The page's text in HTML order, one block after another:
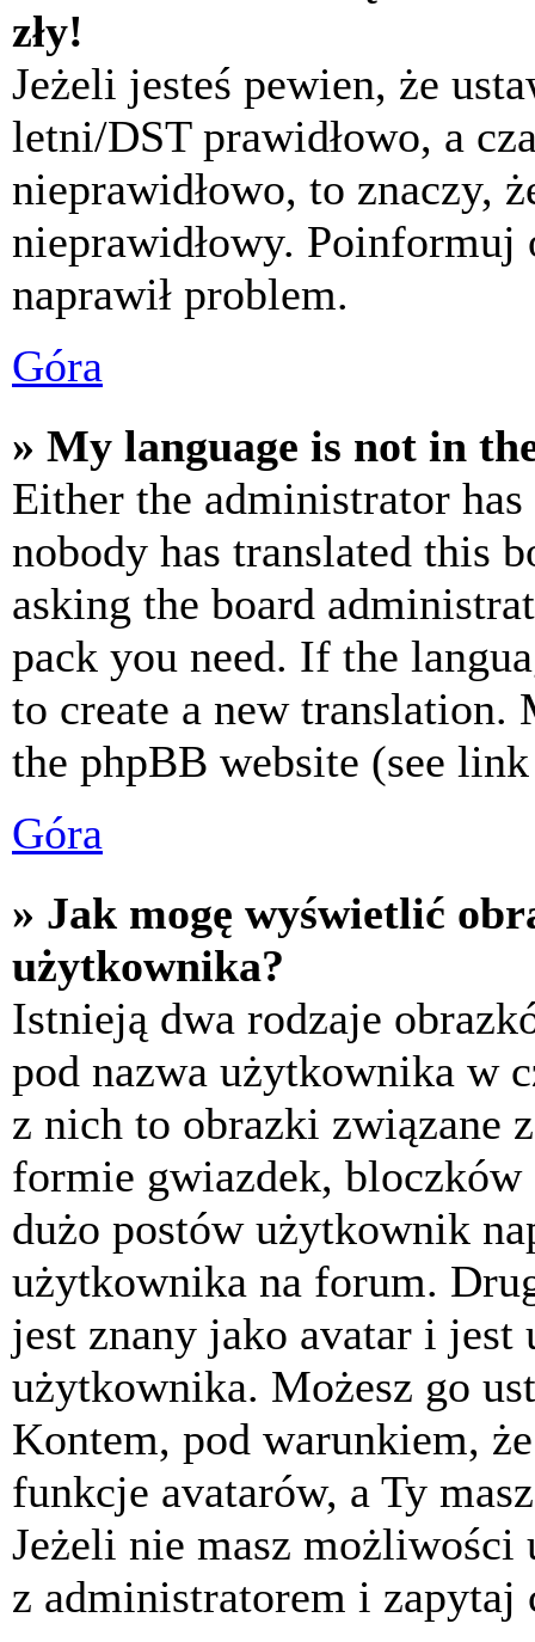
zły!
Jeżeli jesteś pewien, że
letni/DST prawidłowo, a
nieprawidłowo, to znaczy,
nieprawidłowy.
naprawił problem.
Góra
» My language is not in
Either the administrator
nobody has translated this
asking the board
pack you need. If the
to create a new
the phpBB website (see
Góra
» Jak mogę wyświetlić
użytkownika?
Istnieją dwa rodzaje
pod nazwa użytkownika w
z nich to obrazki związane
formie gwiazdek,
dużo postów użytkownik
użytkownika na forum.
jest znany jako avatar i jest
użytkownika. Możesz go
Kontem, pod warunkiem,
funkcje avatarów, a Ty
Jeżeli nie masz możliwości
z administratorem i zapytaj